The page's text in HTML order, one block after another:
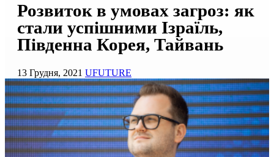
Розвиток в умовах загроз: як
стали успішними Ізраїль,
Південна Корея, Тайвань
13 Грудня, 2021 UFUTURE